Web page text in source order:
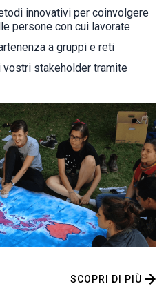
innovativi per coinvolgere
persone con cui lavorate
a gruppi e reti
stakeholder tramite
SCOPRI DI PIÙ